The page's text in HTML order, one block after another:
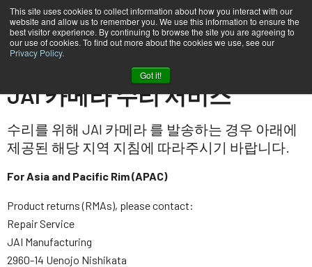
This site uses cookies to collect information about how you interact with our
website and allow us to remember you. We use this information to ensure the
best visitor experience. By continuing to browse the site you are agreeing to
our use of cookies. To find out more about the cookies we use, see our
Privacy Policy.
Got it!
카메라 수리
JAI 카메라 수리 서비스
수리를 위해 JAI 카메라 를 발송하는 경우 아래에
제공된 해당 지역 지침에 따라주시기 바랍니다.
For Asia and Pacific Rim (APAC)
Product returns (RMAs), please contact:
Repair Service
JAI Manufacturing
2960-14 Uenojo Nishikata